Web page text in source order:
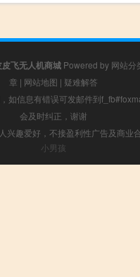
皮飞无人机商城Powered by 网站分
章 | 网站地图 | 疑难解答
如信息有错误可发邮件到
会及时纠正，谢谢
兴趣爱好，不接盈利性广告及商业
小男孩